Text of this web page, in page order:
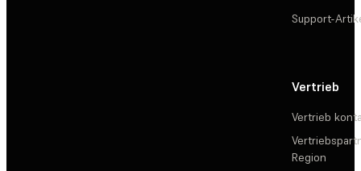
Support-
Vertrieb
Vertrieb
Region